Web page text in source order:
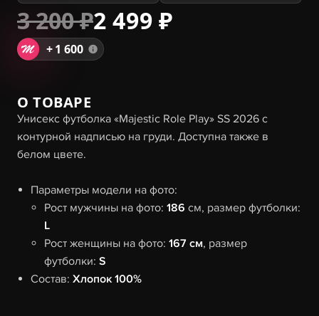
3 200 ₽2 499 ₽
+1 600
О ТОВАРЕ
Унисекс футболка «Majestic Role Play» SS 2026 с
контурной надписью на груди. Доступна также в
белом цвете.
Параметры модели на фото:
Рост мужчины на фото:186 см, размер футболки:
L
Рост женщины на фото:167 см, размер
футболки:S
Состав:Хлопок 100%